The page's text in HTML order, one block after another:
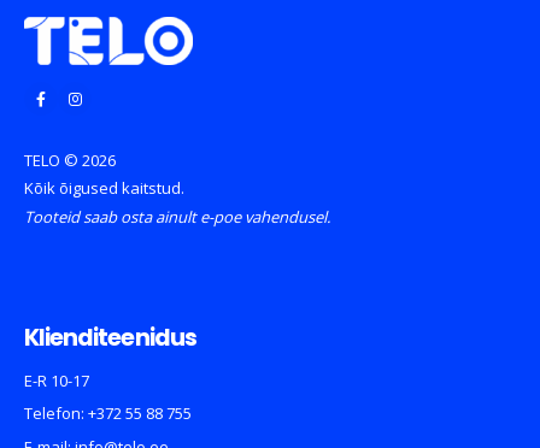
TELO © 2026
Kõik õigused kaitstud.
Tooteid saab osta ainult e-poe vahendusel.
Klienditeenidus
E-R 10-17
Telefon: +372 55 88 755